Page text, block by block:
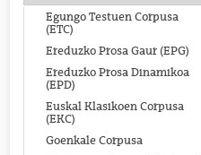
Egungo Testuen Corpusa
(ETC)
Ereduzko Prosa Gaur (EPG)
Ereduzko Prosa Dinamikoa
(EPD)
Euskal Klasikoen Corpusa
(EKC)
Goenkale Corpusa